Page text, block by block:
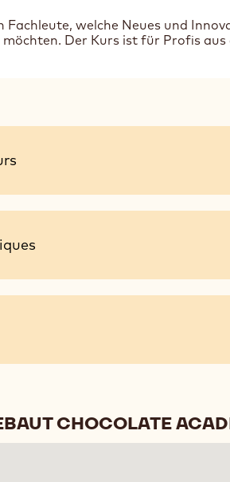
Fachleute, welche Neues und
Der Kurs ist für Profis
CHOCOLATE